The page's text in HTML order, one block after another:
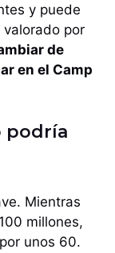
y puede
por
de
en el Camp
podría
Mientras
millones,
unos 60.